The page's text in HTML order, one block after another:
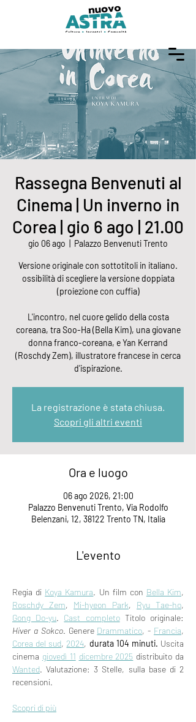
Rassegna Benvenuti al
Cinema | Un inverno in
Corea | gio 6 ago | 21.00
gio 06 ago Palazzo Benvenuti Trento
Versione originale con sottotitoli in italiano.
ossibilità di scegliere la versione doppiata
(proiezione con cuffia)
L'incontro, nel cuore gelido della costa
coreana, tra Soo-Ha (Bella Kim), una giovane
donna franco-coreana, e Yan Kerrand
(Roschdy Zem), illustratore francese in cerca
d'ispirazione.
La registrazione è stata chiusa.
Scopri gli altri eventi
Ora e luogo
06 ago 2026, 21:00
Palazzo Benvenuti Trento, Via Rodolfo
Belenzani, 12, 38122 Trento TN, Italia
L'evento
Regia di Koya Kamura. Un film con Bella Kim
Roschdy Zem, Mi-hyeon Park, Ryu Tae-ho
Gong Do-yu. Cast completo
Hiver a Sokco. Genere Drammatico, - Francia
Corea del sud, 2024, durata 104 minuti. Uscita
cinema giovedì 11 dicembre 2025
Wanted. Valutazione: 3 Stelle, sulla base di 2
recensioni.
Scopri di più